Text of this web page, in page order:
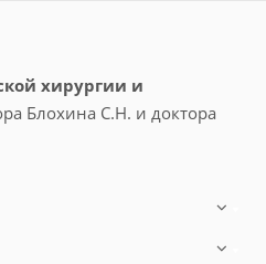
хирургии и
Блохина С.Н. и доктора